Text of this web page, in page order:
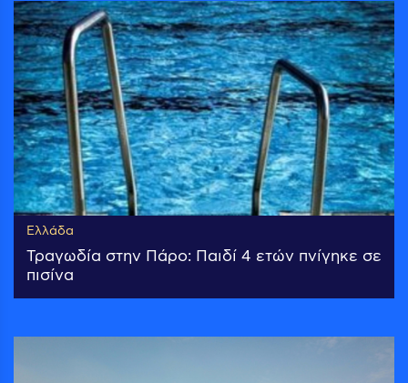
Ελλάδα
Τραγωδία στην Πάρο: Παιδί 4 ετών πνίγηκε σε
πισίνα